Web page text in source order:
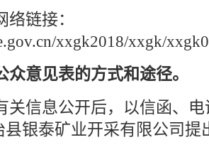
链接：
xxgk2018/xxgk/
众意见表的方式和途径。
关信息公开后，以信函、
县银泰矿业开采有限公司提